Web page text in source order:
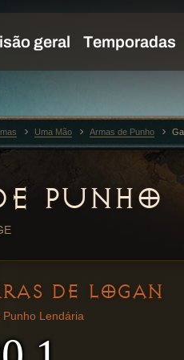
PUNHO
DE LOGAN
Punho Lendária
Uma Mão Armas de Punho